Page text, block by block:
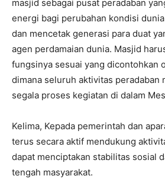
masjid sebagai pusat peradaban
energi bagi perubahan kondisi
dan mencetak generasi para duat
agen perdamaian dunia. Masjid
fungsinya sesuai yang dicontohkan
dimana seluruh aktivitas peradaban
segala proses kegiatan di dalam
Kelima, Kepada pemerintah dan
terus secara aktif mendukung
dapat menciptakan stabilitas sosial
tengah masyarakat.